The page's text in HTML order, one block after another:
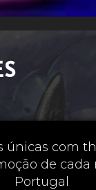
para
e
sólidas